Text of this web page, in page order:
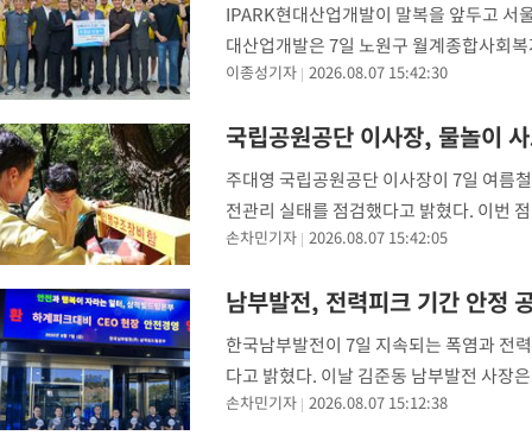
IPARK현대산업개발이 말복을 앞두고 서
대산업개발은 7일 노원구 월계종합사회
사를 진행했다고 밝혔다. 이번 봉사활동
이종성기자 2026.08.07 15:42:30
국립공원공단 이사장, 물놀이
주대영 국립공원공단 이사장이 7일 여름
전관리 실태를 점검했다고 밝혔다. 이번
아짐에 따라 물놀이 안전관리 실태를 확
손차민기자 2026.08.07 15:42:05
남부발전, 전력피크 기간 안정
한국남부발전이 7일 지속되는 폭염과 전
다고 밝혔다. 이날 김준동 남부발전 사장
지에 따른 발전설비 비상대응 체계를 집
손차민기자 2026.08.07 15:12:38